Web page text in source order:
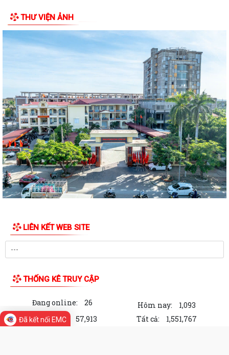
THƯ VIỆN ẢNH
LIÊN KẾT WEB SITE
THỐNG KÊ TRUY CẬP
Đang online: 26 Hôm nay:
1,093
Trong tuần:
57,913 Tất cả: 1,551,767
Đã kết nối EMC